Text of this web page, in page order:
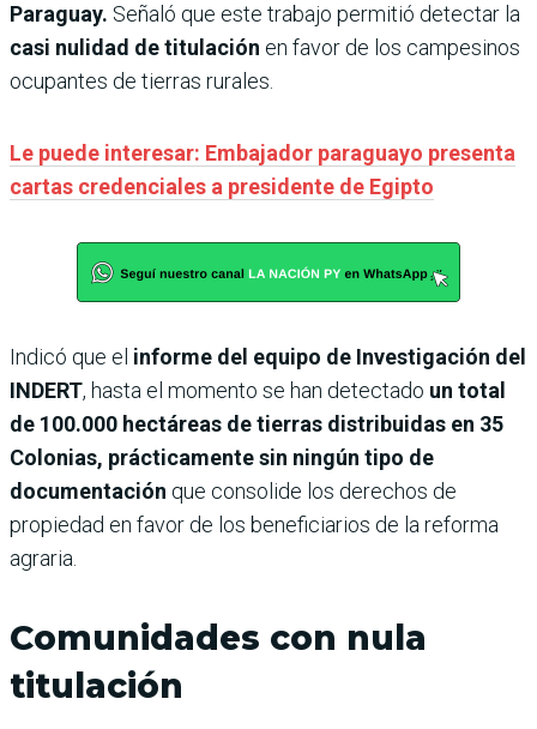
Paraguay. Señaló que este trabajo permitió detectar la
casi nulidad de titulación en favor de los campesinos
ocupantes de tierras rurales.
Le puede interesar: Embajador paraguayo presenta
cartas credenciales a presidente de Egipto
Indicó que el informe del equipo de Investigación del
INDERT, hasta el momento se han detectado un total
de 100.000 hectáreas de tierras distribuidas en 35
Colonias, prácticamente sin ningún tipo de
documentación que consolide los derechos de
propiedad en favor de los beneficiarios de la reforma
agraria.
Comunidades con nula
titulación